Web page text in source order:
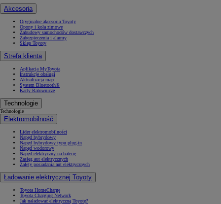
Akcesoria
Oryginalne akcesoria Toyoty
Opony i koła zimowe
Zabudowy samochodów dostawczych
Zabezpieczenia i alarmy
Sklep Toyoty
Strefa klienta
Aplikacja MyToyota
Instrukcje obsługi
Aktualizacja map
System Bluetooth®
Karty Ratownicze
Technologie
Technologie
Elektromobilność
Lider elektromobilności
Napęd hybrydowy
Napęd hybrydowy typu plug-in
Napęd wodorowy
Napęd elektryczny na baterię
Zasięg aut elektrycznych
Zalety posiadania aut elektrycznych
Ładowanie elektrycznej Toyoty
Toyota HomeCharge
Toyota Charging Network
Jak naładować elektryczną Toyotę?